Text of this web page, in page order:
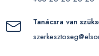
Tanácsra van